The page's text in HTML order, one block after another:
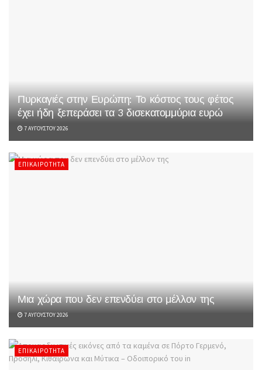
Πυρκαγιές στην Ευρώπη: Το κόστος τους φέτος
έχει ήδη ξεπεράσει τα 3 δισεκατομμύρια ευρώ
7 ΑΥΓΟΎΣΤΟΥ 2026
ΕΠΙΚΑΙΡΌΤΗΤΑ
Μια χώρα που δεν επενδύει στο μέλλον της
7 ΑΥΓΟΎΣΤΟΥ 2026
ΕΠΙΚΑΙΡΌΤΗΤΑ